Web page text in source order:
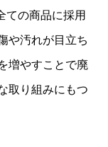
ての商品に採用
や汚れが目立ち
増やすことで廃
取り組みにもつ